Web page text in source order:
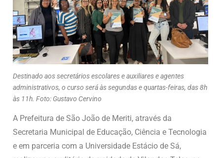
Destinado aos secretários escolares e auxiliares e agentes
administrativos, o curso será às segundas e quartas-feiras, das 8h
às 11h. Foto: Gustavo Cervino
A Prefeitura de São João de Meriti, através da
Secretaria Municipal de Educação, Ciência e Tecnologia
e em parceria com a Universidade Estácio de Sá,